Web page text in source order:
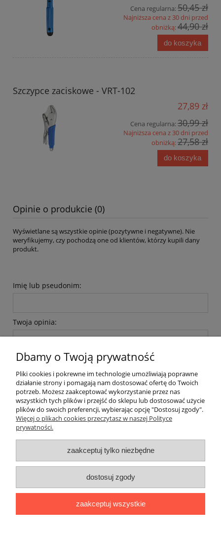
Cena regularna:50,45 zł
Najniższa cena z 30 dni przed
obniżką:44,90 zł
do koszyka
Szczypce zaciskowe - VRT-102
27,89 zł
Cena regularna:30,99 zł
Najniższa cena z 30 dni przed
obniżką:27,58 zł
do koszyka
Opinie o produkcie (0)
Wyświetlane są wszystkie opinie (pozytywne i negatywne). Nie
weryfikujemy, czy pochodzą one od klientów, którzy kupili dany
produkt.
Imię lub pseudonim:
Twoja opinia:
Moje konto
Informacje
O nas
Dbamy o Twoją prywatność
Pliki cookies i pokrewne im technologie umożliwiają poprawne
działanie strony i pomagają nam dostosować ofertę do Twoich
potrzeb. Możesz zaakceptować wykorzystanie przez nas
wszystkich tych plików i przejść do sklepu lub dostosować użycie
plików do swoich preferencji, wybierając opcję "Dostosuj zgody".
Więcej o plikach cookies przeczytasz w naszej Polityce
prywatności.
zaakceptuj tylko niezbędne
dostosuj zgody
zaakceptuj wszystkie